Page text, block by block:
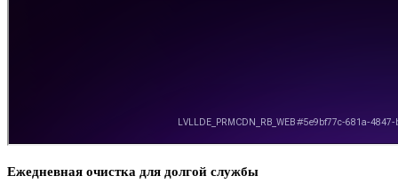
Ежедневная очистка для долгой службы